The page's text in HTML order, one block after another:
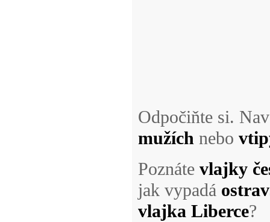
Odpočiňte si.
mužích nebo
Poznáte vlajky
jak vypadá
vlajka Liberce?